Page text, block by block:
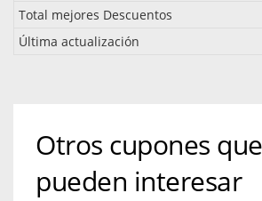
Total mejores Descuentos
Última actualización
Otros cupones
pueden interesar